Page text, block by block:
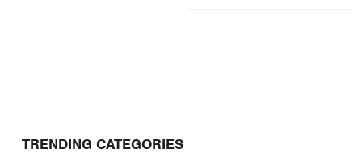
TRENDING CATEGORIES